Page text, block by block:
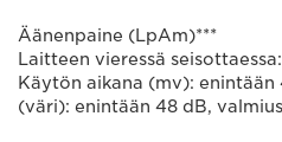
Äänenpaine (LpAm)***
Laitteen vieressä seisottaessa:
Käytön aikana (mv): enintään
(väri): enintään 48 dB,